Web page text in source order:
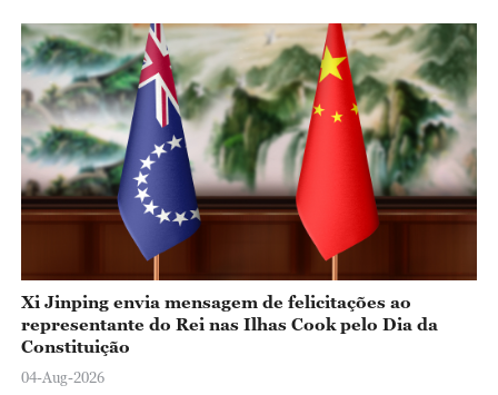
Xi Jinping envia mensagem de felicitações ao
representante do Rei nas Ilhas Cook pelo Dia da
Constituição
04-Aug-2026